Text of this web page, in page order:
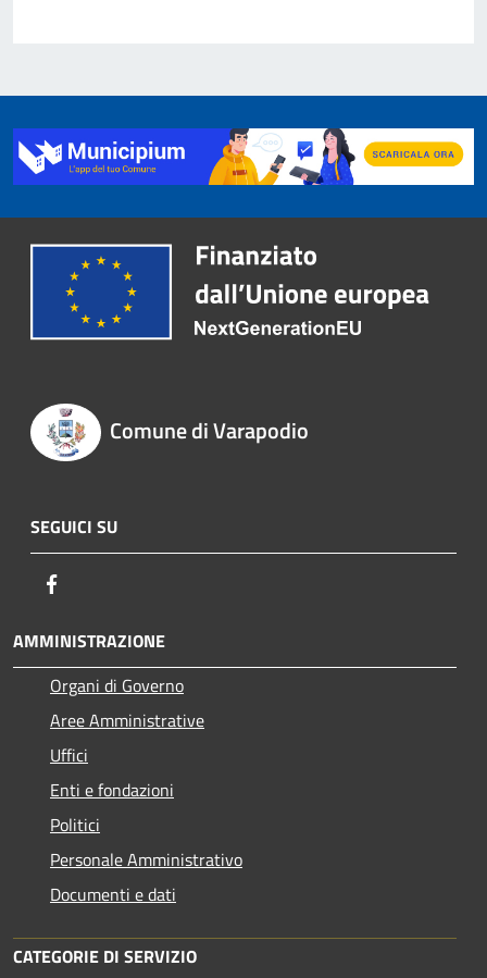
Comune di Varapodio
SEGUICI SU
AMMINISTRAZIONE
Organi di Governo
Aree Amministrative
Uffici
Enti e fondazioni
Politici
Personale Amministrativo
Documenti e dati
CATEGORIE DI SERVIZIO